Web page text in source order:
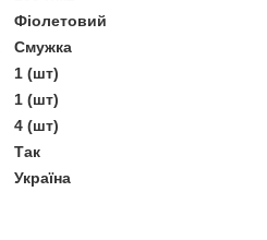
Фіолетовий
Смужка
1 (шт)
1 (шт)
4 (шт)
Так
Україна